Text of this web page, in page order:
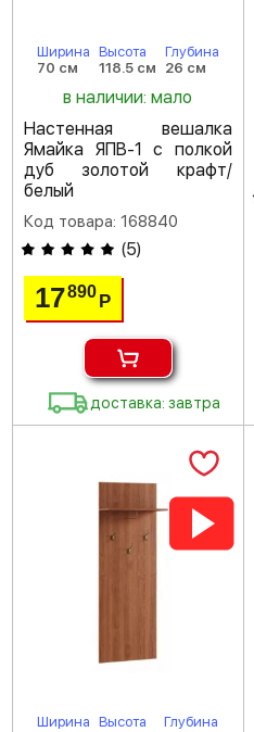
Ширина
70 см
Высота
118.5 см
Глубина
26 см
в наличии: мало
Настенная вешалка
Ямайка ЯПВ-1 с полкой
дуб золотой крафт/
белый
Код товара: 168840
(5)
17890Р
доставка: завтра
Ширина
Высота
Глубина